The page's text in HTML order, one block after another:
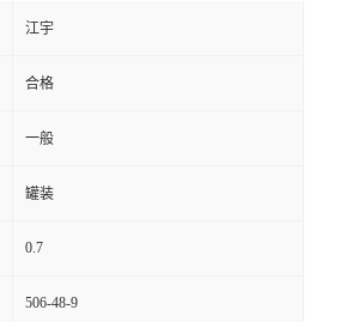
江宇
合格
一般
罐装
0.7
506-48-9